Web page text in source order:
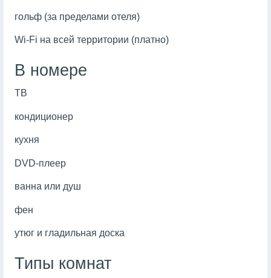
гольф (за пределами отеля)
Wi-Fi на всей территории (платно)
В номере
ТВ
кондиционер
кухня
DVD-плеер
ванна или душ
фен
утюг и гладильная доска
Типы комнат